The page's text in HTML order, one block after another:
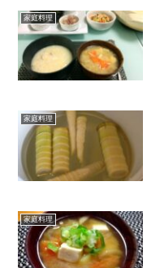
家庭料理
家庭料理
家庭料理